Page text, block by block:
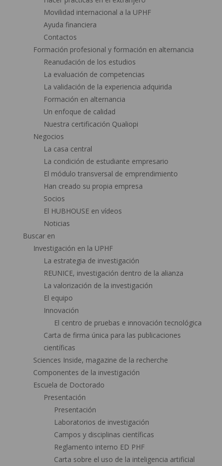
Movilidad internacional a la UPHF
Ayuda financiera
Contactos
Formación profesional y formación en alternancia
Reanudación de los estudios
La evaluación de competencias
La validación de la experiencia adquirida
Formación en alternancia
Un enfoque de calidad
Nuestra certificación Qualiopi
Negocios
La casa central
La condición de estudiante empresario
El módulo transversal de emprendimiento
Han creado su propia empresa
Socios
El HUBHOUSE en vídeos
Noticias
Buscar en
Investigación en la UPHF
La estrategia de investigación
REUNICE, investigación dentro de la alianza
La valorización de la investigación
El equipo
Innovación
El centro de pruebas e innovación tecnológica
Carta de firma única para las publicaciones
científicas
Sciences Inside, magazine de la recherche
Componentes de la investigación
Escuela de Doctorado
Presentación
Presentación
Laboratorios de investigación
Campos y disciplinas científicas
Reglamento interno ED PHF
Carta sobre el uso de la inteligencia artificial